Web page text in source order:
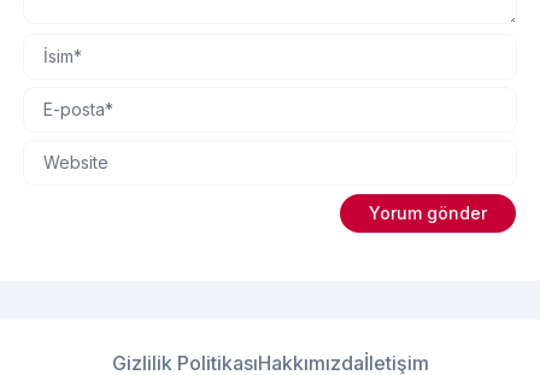
Gizlilik PolitikasıHakkımızdaİletişim